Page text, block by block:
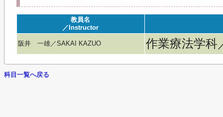
教員名
／Instructor
阪井 一雄／SAKAI KAZUO 作業療法学科
科目一覧へ戻る